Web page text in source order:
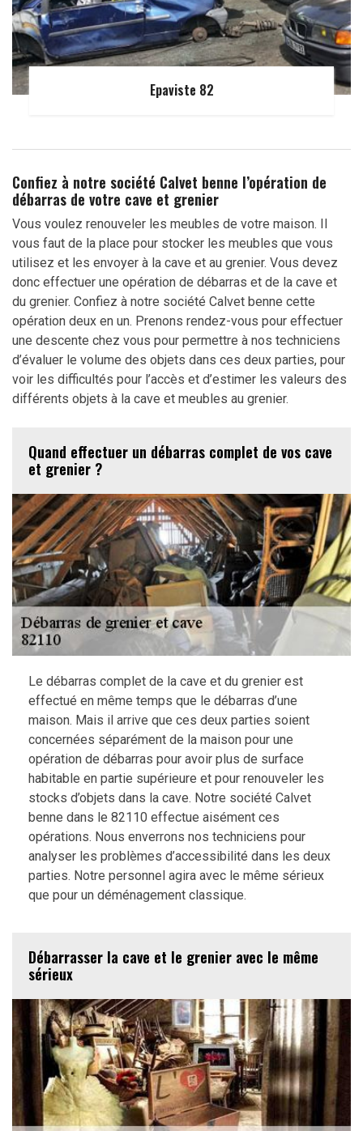
Epaviste 82
Confiez à notre société Calvet benne l’opération de
débarras de votre cave et grenier
Vous voulez renouveler les meubles de votre maison. Il
vous faut de la place pour stocker les meubles que vous
utilisez et les envoyer à la cave et au grenier. Vous devez
donc effectuer une opération de débarras et de la cave et
du grenier. Confiez à notre société Calvet benne cette
opération deux en un. Prenons rendez-vous pour effectuer
une descente chez vous pour permettre à nos techniciens
d’évaluer le volume des objets dans ces deux parties, pour
voir les difficultés pour l’accès et d’estimer les valeurs des
différents objets à la cave et meubles au grenier.
Quand effectuer un débarras complet de vos cave
et grenier ?
Le débarras complet de la cave et du grenier est
effectué en même temps que le débarras d’une
maison. Mais il arrive que ces deux parties soient
concernées séparément de la maison pour une
opération de débarras pour avoir plus de surface
habitable en partie supérieure et pour renouveler les
stocks d’objets dans la cave. Notre société Calvet
benne dans le 82110 effectue aisément ces
opérations. Nous enverrons nos techniciens pour
analyser les problèmes d’accessibilité dans les deux
parties. Notre personnel agira avec le même sérieux
que pour un déménagement classique.
Débarrasser la cave et le grenier avec le même
sérieux